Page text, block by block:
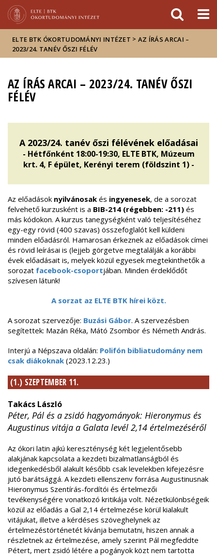
sajtóban
ELTE BTK ÓKORTUDOMÁNYI INTÉZET > AZ ÍRÁS ARCAI –
2023/24. TANÉV ŐSZI FÉLÉV
AZ ÍRÁS ARCAI – 2023/24. TANÉV ŐSZI
FÉLÉV
A 2023/24. tanév őszi félévének előadásai
- Hétfőnként 18:00-19:30, ELTE BTK, Múzeum
krt. 4, F épület, Kerényi terem (földszint 1) -
Az előadások nyilvánosak és ingyenesek, de a sorozat
felvehető kurzusként is a BIB-214 (régebben: -211) és
más kódokon. A kurzus tanegységként való teljesítéséhez
egy-egy rövid (400 szavas) összefoglalót kell küldeni
minden előadásról. Hamarosan érkeznek az előadások címei
és rövid leírásai is (lejjeb görgetve megtalálják a korábbi
évek előadásait is, melyek közül egyesek megtekinthetők a
sorozat facebook-csoportjában. Minden érdeklődőt
szívesen látunk!
A sorzat az ELTE BTK hírei közt.
A sorozat szervezője: Buzási Gábor. A szervezésben
segítettek: Mazán Réka, Mátó Zsombor és Németh András.
Interjú a Népszava oldalán: Polifón bibliatudomány nem
csak diákoknak (2023.12.23.)
(1.) SZEPTEMBER 11.
Takács László
Péter, Pál és a zsidó hagyományok: Hieronymus és
Augustinus vitája a Galata levél 2,14 értelmezéséről
Az ókori latin ajkú kereszténység két legjelentősebb
alakjának kapcsolata a kezdeti bizalmatlanságból és
idegenkedésből alakult később csak levelekben kifejezésre
jutó barátsággá. A kezdeti ellenszenv forrása Augustinusnak
Hieronymus Szentírás-fordítói és értelmezői
tevékenységére vonatkozó kritikája volt. Nézetkülönbségeik
közül az előadás a Gal 2,14 értelmezése körül kialakult
vitájukat, illetve a kérdéses szöveghelynek az
értelmezéstörténetét kívánja bemutatni, hiszen annak a
részletnek az értelmezése, amely szerint Pál megfeddte
Pétert, mert zsidó létére a pogányok közt nem tartotta